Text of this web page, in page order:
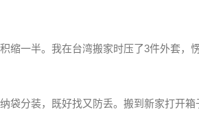
缩一半。我在台湾搬家时压了3件外套，
袋分装，既好找又防丢。搬到新家打开